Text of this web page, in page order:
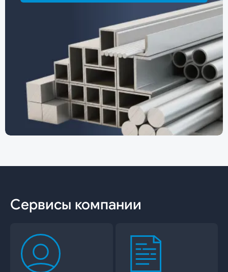
Сервисы компании